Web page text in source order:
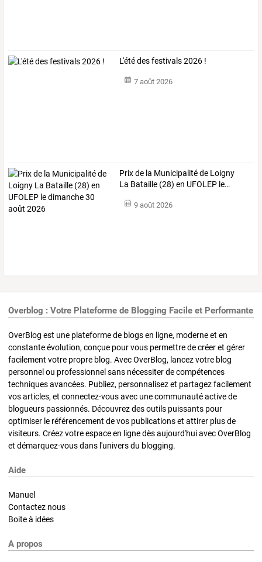
L'été des festivals 2026 !
7 août 2026
Prixde la Municipalitéde Loigny
La Bataille (28) en UFOLEP le…
9 août 2026
Overblog : Votre Plateforme de Blogging Facile et Performante
OverBlog est une plateforme de blogs en ligne, moderne et en
constante évolution, conçue pour vous permettre de créer et gérer
facilement votre propre blog. Avec OverBlog, lancez votre blog
personnel ou professionnel sans nécessiter de compétences
techniques avancées. Publiez, personnalisez et partagez facilement
vos articles, et connectez-vous avec une communauté active de
blogueurs passionnés. Découvrez des outils puissants pour
optimiser le référencement de vos publications et attirer plus de
visiteurs. Créez votre espace en ligne dès aujourd'hui avec OverBlog
et démarquez-vous dans l'univers du blogging.
Aide
Manuel
Contactez nous
Boite à idées
A propos